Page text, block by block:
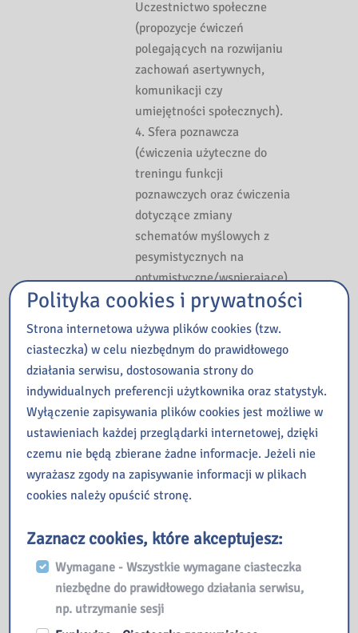
Uczestnictwo społeczne
(propozycje ćwiczeń
polegających na rozwijaniu
zachowań asertywnych,
komunikacji czy
umiejętności społecznych).
4. Sfera poznawcza
(ćwiczenia użyteczne do
treningu funkcji
poznawczych oraz ćwiczenia
dotyczące zmiany
schematów myślowych z
pesymistycznych na
optymistyczne/wspierające).
5. Czas wolny (propozycje
przykładów aktywności
wspierających zajęciowość
pacjenta w czasie wolnym z
uwzględnieniem hobby,
aktywności fizycznej, a
także elementów treningu
uważności). Korzystając z
kart pracy, warto mieć na
uwadze konieczność
dostosowania ich do danego
pacjenta – jego cech,
potrzeb oraz możliwości.
[źródło opisu: bonito.pl].
Integro catalog
Polityka cookies i prywatności
Strona internetowa używa plików cookies (tzw.
ciasteczka) w celu niezbędnym do prawidłowego
działania serwisu, dostosowania strony do
indywidualnych preferencji użytkownika oraz statystyk.
Wyłączenie zapisywania plików cookies jest możliwe w
ustawieniach każdej przeglądarki internetowej, dzięki
czemu nie będą zbierane żadne informacje. Jeżeli nie
wyrażasz zgody na zapisywanie informacji w plikach
cookies należy opuścić stronę.
Zaznacz cookies, które akceptujesz:
Wymagane - Wszystkie wymagane ciasteczka
niezbędne do prawidłowego działania serwisu,
np. utrzymanie sesji